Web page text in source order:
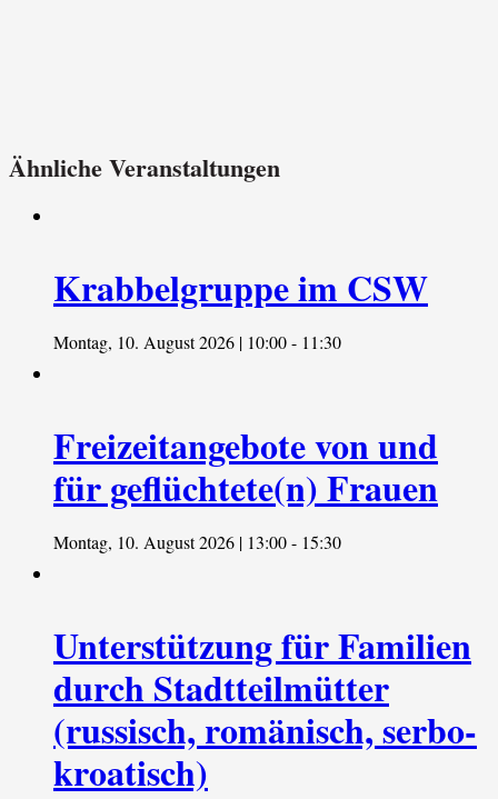
Ähnliche Veranstaltungen
Krabbelgruppe im CSW
Montag, 10. August 2026 | 10:00- 11:30
Freizeitangebote von und
für geflüchtete(n) Frauen
Montag, 10. August 2026 | 13:00- 15:30
Unterstützung für Familien
durch Stadtteilmütter
(russisch, romänisch, serbo-
kroatisch)